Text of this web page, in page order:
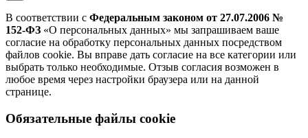
В соответствии с Федеральным законом от 27.07.2006 №
152-ФЗ «О персональных данных» мы запрашиваем ваше
согласие на обработку персональных данных посредством
файлов cookie. Вы вправе дать согласие на все категории или
выбрать только необходимые. Отзыв согласия возможен в
любое время через настройки браузера или на данной
странице.
Обязательные файлы cookie